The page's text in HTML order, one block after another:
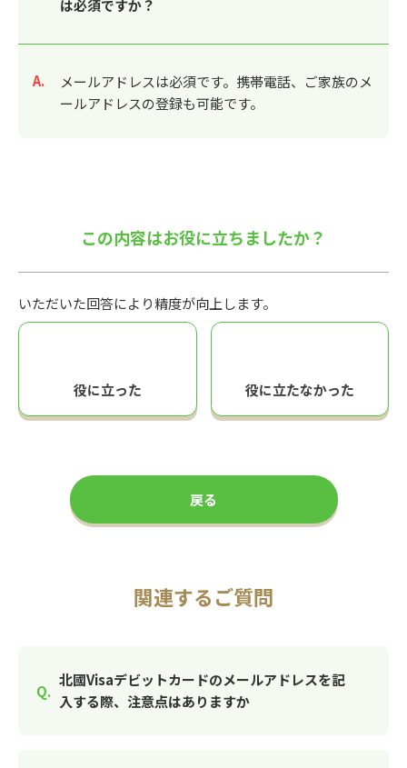
は必須ですか？
回答
メールアドレスは必須です。携帯電話、ご家族のメ
ールアドレスの登録も可能です。
この内容はお役に立ちましたか？
いただいた回答により精度が向上します。
役に立った 役に立たなかった
戻る
関連するご質問
北國Visaデビットカードのメールアドレスを記
入する際、注意点はありますか